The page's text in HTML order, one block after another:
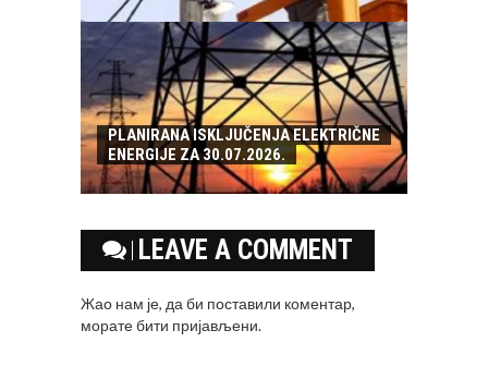
PLANIRANA ISKLJUČENJA ELEKTRIČNE
ENERGIJE ZA 30.07.2026.
LEAVE A COMMENT
Жао нам је, да би поставили коментар,
моратебити пријављени.